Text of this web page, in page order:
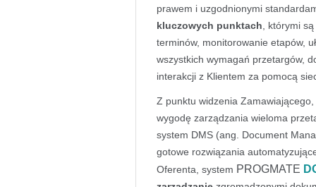
prawem i uzgodnionymi
kluczowych punktach , którymi
terminów, monitorowanie etapów,
wszystkich wymagań przetargów,
interakcji z Klientem za pomocą
Z punktu widzenia Zamawiającego,
wygodę zarządzania wieloma
system DMS (ang. Document
gotowe rozwiązania
Oferenta, system PROGMATE